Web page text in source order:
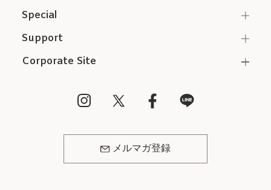
Support
Corporate Site
メルマガ登録
Special